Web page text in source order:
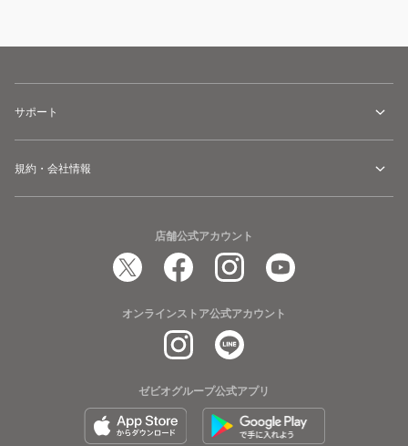
サポート
規約・会社情報
店舗公式アカウント
オンラインストア公式アカウント
ゼビオグループ公式アプリ